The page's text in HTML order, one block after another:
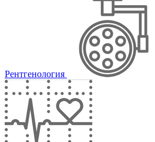
Рентгенология